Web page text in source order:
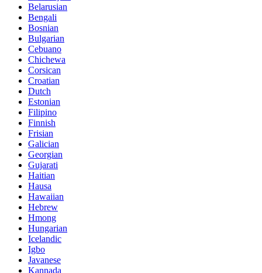
Belarusian
Bengali
Bosnian
Bulgarian
Cebuano
Chichewa
Corsican
Croatian
Dutch
Estonian
Filipino
Finnish
Frisian
Galician
Georgian
Gujarati
Haitian
Hausa
Hawaiian
Hebrew
Hmong
Hungarian
Icelandic
Igbo
Javanese
Kannada